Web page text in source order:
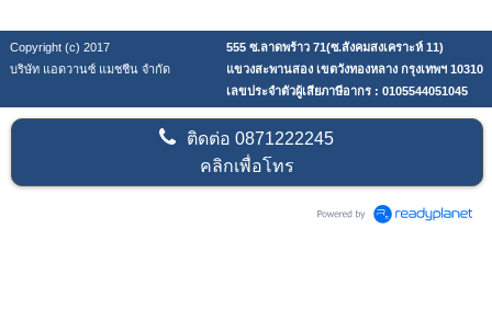
Copyright (c) 2017
555 ซ.ลาดพร้าว 71(ซ.สังคมสงเคราะห์ 11)
บริษัท แอดวานซ์ แมชชีน จำกัด
แขวงสะพานสอง เขตวังทองหลาง กรุงเทพฯ 10310
เลขประจำตัวผู้เสียภาษีอากร : 0105544051045
ติดต่อ0871222245
คลิกเพื่อโทร